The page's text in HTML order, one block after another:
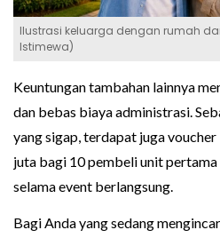
Ilustrasi keluarga dengan rumah
Istimewa)
Keuntungan tambahan lainnya
dan bebas biaya administrasi.
yang sigap, terdapat juga
juta bagi 10 pembeli unit
selama event berlangsung.
Bagi Anda yang sedang